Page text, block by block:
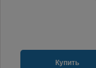
Купить